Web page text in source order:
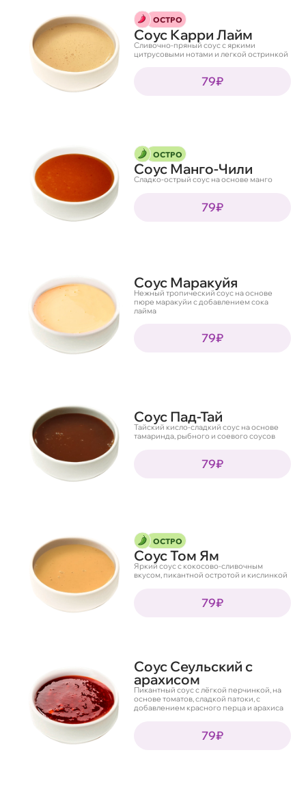
ОСТРО
Соус Карри Лайм
Сливочно-пряный соус с яркими
цитрусовыми нотами и легкой остринкой
79₽
ОСТРО
Соус Манго-Чили
Сладко-острый соус на основе манго
79₽
Соус Маракуйя
Нежный тропический соус на основе
пюре маракуйи с добавлением сока
лайма
79₽
Соус Пад-Тай
Тайский кисло-сладкий соус на основе
тамаринда, рыбного и соевого соусов
79₽
ОСТРО
Соус Том Ям
Яркий соус с кокосово-сливочным
вкусом, пикантной остротой и кислинкой
79₽
Соус Сеульский с
арахисом
Пикантный соус с лёгкой перчинкой, на
основе томатов, сладкой патоки, с
добавлением красного перца и арахиса
79₽